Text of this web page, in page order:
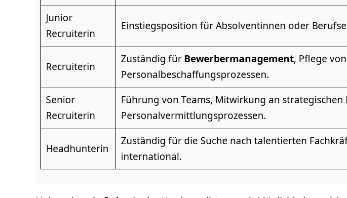
Junior
Recruiterin
Einstiegsposition für Absolventinnen oder
Recruiterin
Zuständig für Bewerbermanagement, Pflege
Personalbeschaffungsprozessen.
Senior
Recruiterin
Führung von Teams, Mitwirkung an
Personalvermittlungsprozessen.
Headhunterin
Zuständig für die Suche nach talentierten
international.